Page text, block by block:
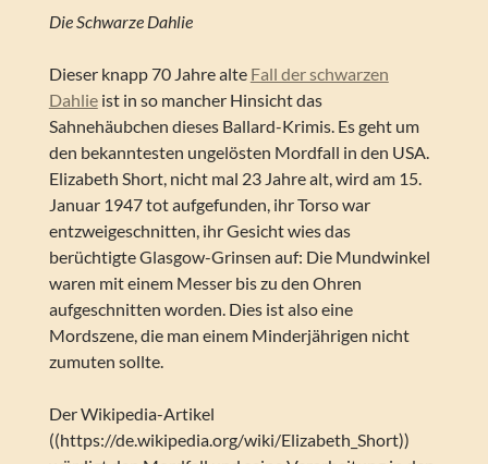
Die Schwarze Dahlie
Dieser knapp 70 Jahre alte Fall der schwarzen
Dahlieist in so mancher Hinsicht das
Sahnehäubchen dieses Ballard-Krimis. Es geht um
den bekanntesten ungelösten Mordfall in den USA.
Elizabeth Short, nicht mal 23 Jahre alt, wird am 15.
Januar 1947 tot aufgefunden, ihr Torso war
entzweigeschnitten, ihr Gesicht wies das
berüchtigte Glasgow-Grinsen auf: Die Mundwinkel
waren mit einem Messer bis zu den Ohren
aufgeschnitten worden. Dies ist also eine
Mordszene, die man einem Minderjährigen nicht
zumuten sollte.
Der Wikipedia-Artikel
((https://de.wikipedia.org/wiki/Elizabeth_Short))